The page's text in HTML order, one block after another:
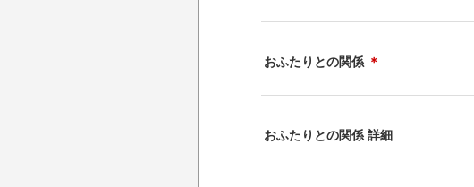
おふたりとの関係 ＊
おふたりとの関係 詳細